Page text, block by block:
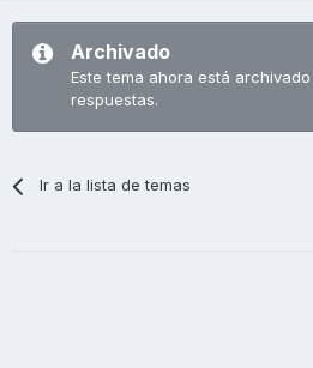
Archivado
Este tema ahora está
respuestas.
Ir a la lista de temas